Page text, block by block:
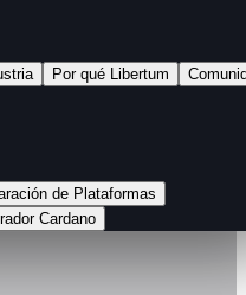
Por qué Libertum
de Plataformas
Cardano